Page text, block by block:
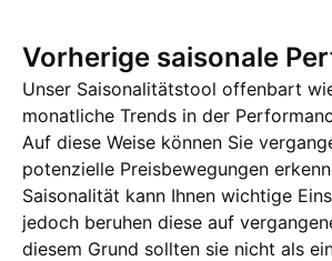
Vorherige saisonale
Unser Saisonalitätstool offenbart
monatliche Trends in der
Auf diese Weise können Sie
potenzielle Preisbewegungen
Saisonalität kann Ihnen wichtige
jedoch beruhen diese auf
diesem Grund sollten sie nicht als